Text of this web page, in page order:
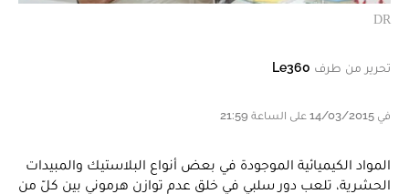
DR
تحرير من طرف Le360
في 14/03/2015 على الساعة 21:59
المواد الكيميائية الموجودة في بعض أنواع البلاستيك والمبيدات
الحشرية، تلعب دور سلبي في خلق عدم توازن هرموني بين كلّ من